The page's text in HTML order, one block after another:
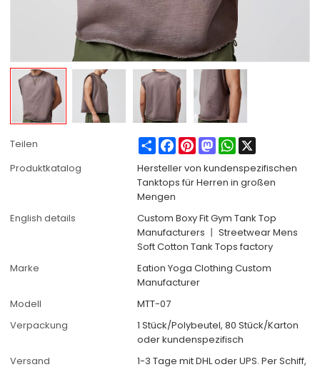
Teilen ShareFacebook
PinterestMastodonWhatsApp
Produktkatalog
Hersteller von kundenspezifischen
Tanktops für Herren in großen
Mengen
English details
Custom Boxy Fit Gym Tank Top
Manufacturers 丨 Streetwear Mens
Soft Cotton Tank Tops factory
Marke
Eation Yoga Clothing Custom
Manufacturer
Modell
MTT-07
Verpackung
1 Stück/Polybeutel, 80 Stück/Karton
oder kundenspezifisch
Versand
1-3 Tage mit DHL oder UPS. Per Schiff,